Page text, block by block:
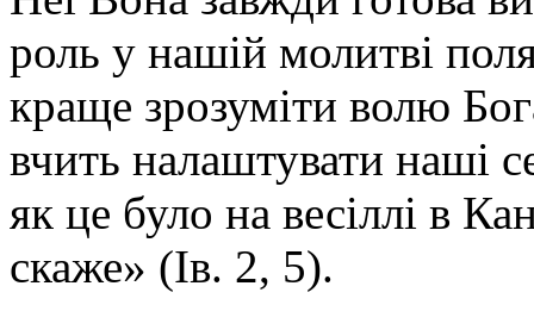
роль у нашій молитві
краще зрозуміти волю
вчить налаштувати наші
як це було на весіллі в
скаже» (Ів. 2, 5).